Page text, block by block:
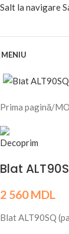
Salt la navigare
MENIU
Prima pagină/
Blat
2 560MDL
Blat ALT90SQ